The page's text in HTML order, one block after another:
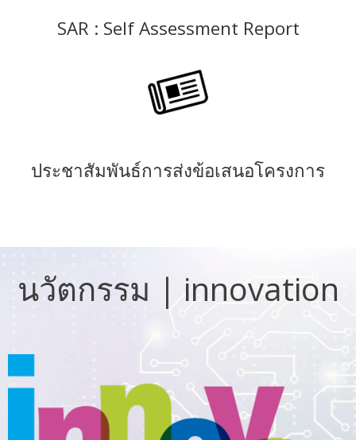
SAR : Self Assessment Report
ประชาสัมพันธ์การส่งข้อเสนอโครงการ
นวัตกรรม | innovation